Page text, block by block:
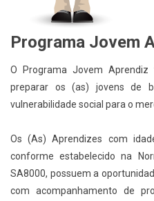
Programa Jovem
O Programa Jovem
preparar os (as) jovens de
vulnerabilidade social para o
Os (As) Aprendizes com
conforme estabelecido na
SA8000, possuem a
com acompanhamento de